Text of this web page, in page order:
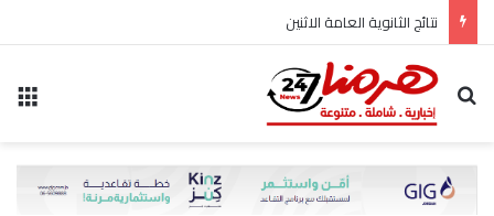
نتائج الثانوية العامة الاثنين
بحث عن